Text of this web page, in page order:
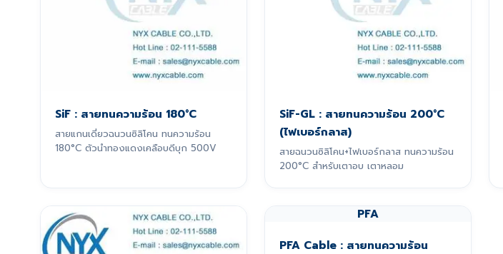
SiF : สายทนความร้อน 180°C
สายแกนเดี่ยวฉนวนซิลิโคน ทนความร้อน
180°C ตัวนำทองแดงเคลือบดีบุก 500V
SiF-GL : สายทนความร้อน 200°C
(ไฟเบอร์กลาส)
สายฉนวนซิลิโคน+ไฟเบอร์กลาส ทนความร้อน
200°C สำหรับเตาอบ เตาหลอม
PFA
PFA Cable : สายทนความร้อน